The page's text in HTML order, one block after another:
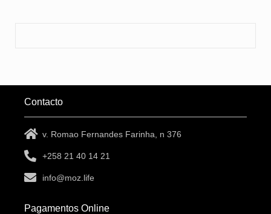
Contacto
v. Romao Fernandes Farinha, n 376
+258 21 40 14 21
info@moz.life
Pagamentos Online